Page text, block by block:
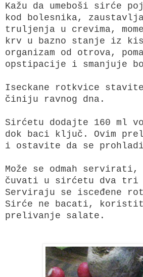
Kažu da umeboši sirće
kod bolesnika,
truljenja u crevima,
krv u bazno stanje iz
organizam od otrova,
opstipacije i smanjuje
Iseckane rotkvice
činiju ravnog dna.
Sirćetu dodajte 160 ml
dok baci ključ. Ovim
i ostavite da se
Može se odmah servirati,
čuvati u sirćetu dva tri
Serviraju se isceđene
Sirće ne bacati,
prelivanje salate.